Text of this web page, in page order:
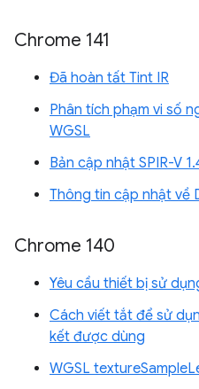
Chrome 141
Đã hoàn tất Tint IR
Phân tích phạm vi số
WGSL
Bản cập nhật SPIR-V
Thông tin cập nhật về
Chrome 140
Yêu cầu thiết bị sử
Cách viết tắt để sử
kết được dùng
WGSL